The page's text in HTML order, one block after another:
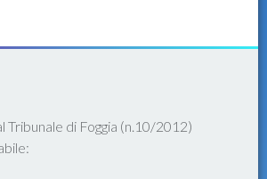
Tribunale di Foggia (n.10/2012)